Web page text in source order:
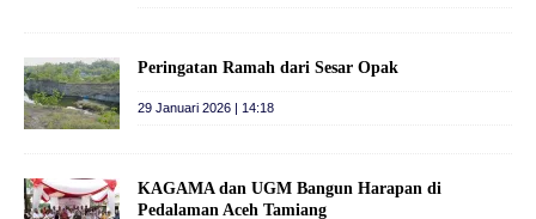
Peringatan Ramah dari Sesar Opak
29 Januari 2026 | 14:18
KAGAMA dan UGM Bangun Harapan di
Pedalaman Aceh Tamiang